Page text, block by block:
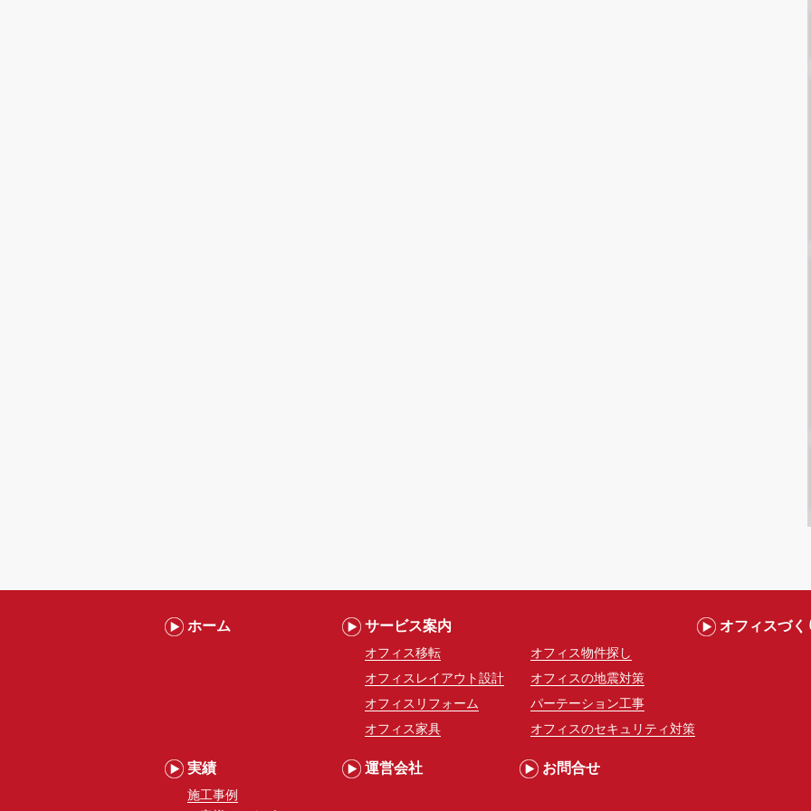
ホーム サービス案内
オフィス移転
オフィス物件探し
オフィスレイアウト設計
オフィスの地震対策
オフィスリフォーム
パーテーション工事
オフィス家具
オフィスのセキュリティ対策
オフィスづく
実績
施工事例
運営会社 お問合せ